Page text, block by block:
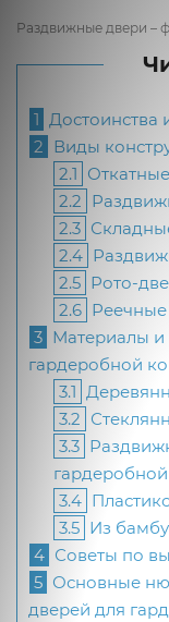
Раздвижные двери –
1 Достоинства
2 Виды
2.1
2.2
2.3
2.4
2.5 Рото-
2.6
3 Материалы и
гардеробной
3.1
3.2
3.3
гардеробной
3.4
3.5 Из
4 Советы по
5 Основные
дверей для